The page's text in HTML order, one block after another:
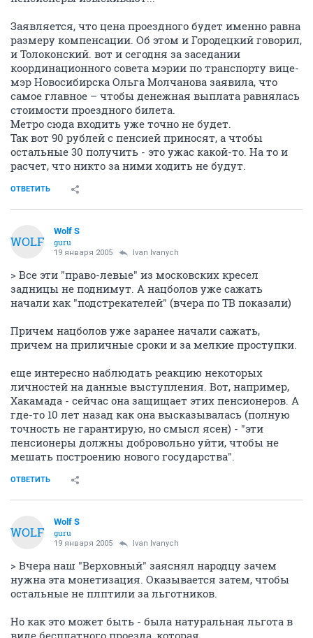
Заявляется, что цена проездного будет именно равна
размеру компенсации. Об этом и Городецкий говорил,
и Толоконский. вот и сегодня за заседании
координационного совета мэрии по транспорту вице-
мэр Новосибирска Ольга Молчанова заявила, что
самое главное – чтобы денежная выплата равнялась
стоимости проездного билета.
Метро сюда входить уже точно не будет.
Так вот 90 рублей с пенсией приносят, а чтобы
остальные 30 получить - это ужас какой-то. На то и
расчет, что никто за ними ходить не будут.
ОТВЕТИТЬ
WOLF
Wolf S
guru
19 января 2005 Ivan Ivanych
> Все эти "право-левые" из московских кресел
задницы не поднимут. А нацболов уже сажать
начали как "подстрекателей" (вчера по ТВ показали)
Причем нацболов уже заранее начали сажать,
причем на приличные сроки и за мелкие проступки.
еще интересно наблюдать реакцию некоторых
личностей на данные выступления. Вот, например,
Хакамада - сейчас она защищает этих пенсионеров. А
где-то 10 лет назад как она высказывалась (полную
точность не гарантирую, но смысл ясен) - "эти
пенсионеры должны добровольно уйти, чтобы не
мешать построению нового государства".
ОТВЕТИТЬ
WOLF
Wolf S
guru
19 января 2005 Ivan Ivanych
> Вчера наш "Верховный" заяснял народцу зачем
нужна эта монетизация. Оказывается затем, чтобы
остальные не плптили за льготников.
Но как это может быть - была натуральная льгота в
виде бесплатного проезда, которая